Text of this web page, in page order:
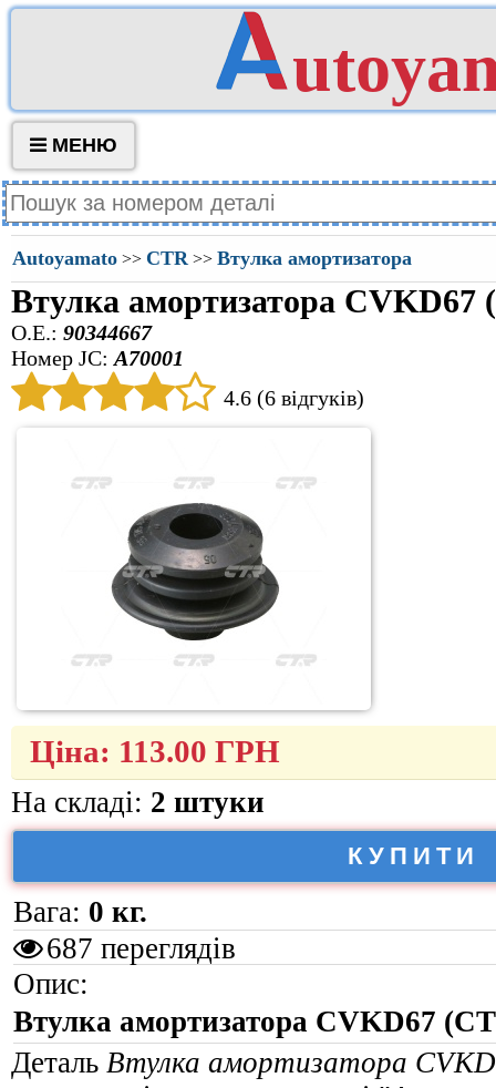
МЕНЮ
Autoyamato >> CTR >> Втулка амортизатора
Втулка амортизатора CVKD67
O.E.: 90344667
Номер JC: A70001
4.6 (6 відгуків)
Ціна: 113.00 ГРН
На складі: 2 штуки
КУПИТИ
Вага: 0 кг.
687 переглядів
Опис:
Втулка амортизатора CVKD67
Деталь Втулка амортизатора